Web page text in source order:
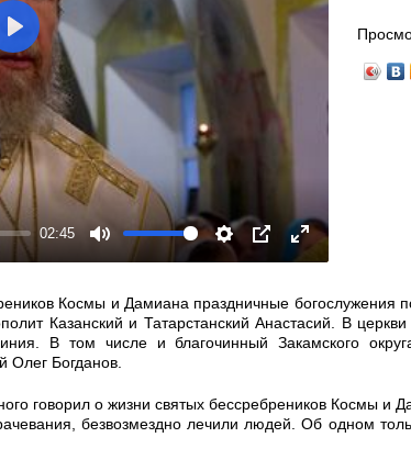
02:45
Mute Settings
Play
Космы и Дамиана праздничные богослужения
Казанский и Татарстанский Анастасий. В
В том числе и благочинный Закамского
Олег Богданов.
говорил о жизни святых бессребреников Космы
безвозмездно лечили людей. Об одном